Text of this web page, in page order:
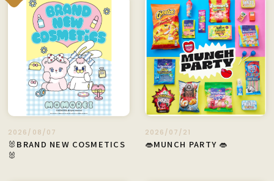
2026/08/07
🐰BRAND NEW COSMETICS
🐰
2026/07/21
👄MUNCH PARTY 👄